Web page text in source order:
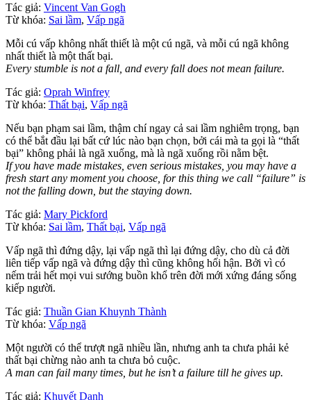
Tác giả: Vincent Van Gogh
Từ khóa: Sai lầm, Vấp ngã
Mỗi cú vấp không nhất thiết là một cú ngã, và mỗi cú ngã không
nhất thiết là một thất bại.
Every stumble is not a fall, and every fall does not mean failure.
Tác giả: Oprah Winfrey
Từ khóa: Thất bại, Vấp ngã
Nếu bạn phạm sai lầm, thậm chí ngay cả sai lầm nghiêm trọng, bạn
có thể bắt đầu lại bất cứ lúc nào bạn chọn, bởi cái mà ta gọi là “thất
bại” không phải là ngã xuống, mà là ngã xuống rồi nằm bệt.
If you have made mistakes, even serious mistakes, you may have a
fresh start any moment you choose, for this thing we call “failure” is
not the falling down, but the staying down.
Tác giả: Mary Pickford
Từ khóa: Sai lầm, Thất bại, Vấp ngã
Vấp ngã thì đứng dậy, lại vấp ngã thì lại đứng dậy, cho dù cả đời
liên tiếp vấp ngã và đứng dậy thì cũng không hối hận. Bởi vì có
nếm trải hết mọi vui sướng buồn khổ trên đời mới xứng đáng sống
kiếp người.
Tác giả: Thuần Gian Khuynh Thành
Từ khóa: Vấp ngã
Một người có thể trượt ngã nhiều lần, nhưng anh ta chưa phải kẻ
thất bại chừng nào anh ta chưa bỏ cuộc.
A man can fail many times, but he isn’t a failure till he gives up.
Tác giả: Khuyết Danh